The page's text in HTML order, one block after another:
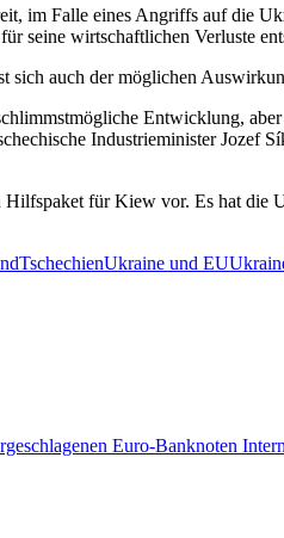
im Falle eines Angriffs auf die
seine wirtschaftlichen Verluste
sich auch der möglichen
Entwicklung,
Industrieminister Jozef
Hilfspaket für Kiew vor. Es hat die
TschechienUkraine und EU
Euro-Banknoten